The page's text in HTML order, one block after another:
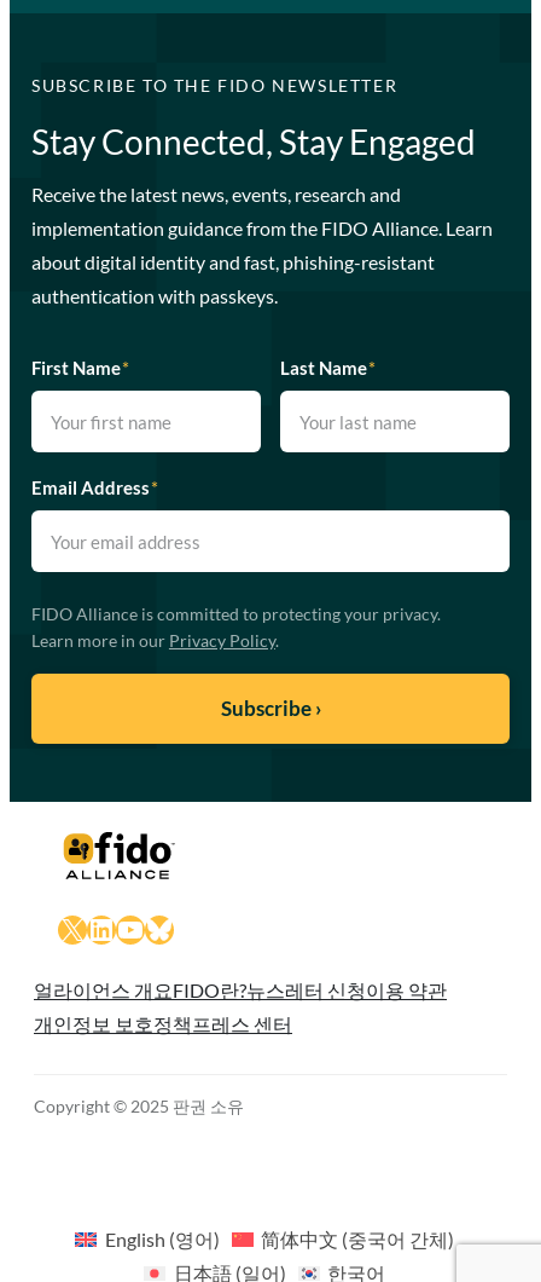
SUBSCRIBE TO THE FIDO NEWSLETTER
Stay Connected, Stay Engaged
Receive the latest news, events, research and
implementation guidance from the FIDO Alliance. Learn
about digital identity and fast, phishing-resistant
authentication with passkeys.
First Name* Last Name*
Email Address*
FIDO Alliance is committed to protecting your privacy.
Learn more in our Privacy Policy.
X LinkedIn
YouTube
Bluesky
얼라이언스 개요FIDO란?뉴스레터 신청이용 약관
개인정보 보호정책 프레스 센터
Copyright © 2025 판권 소유
English (영어) 简体中文 (중국어 간체)
日本語(일어) 한국어